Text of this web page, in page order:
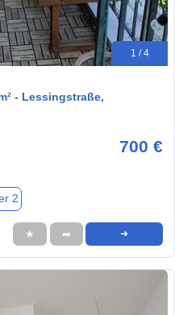
1 / 4
- Lessingstraße,
700 €
2
★ ➦ ➜